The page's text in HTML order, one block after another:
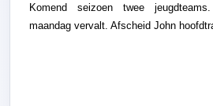
Komend seizoen twee
maandag vervalt. Afscheid John